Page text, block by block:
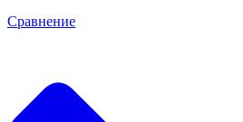
Сравнение